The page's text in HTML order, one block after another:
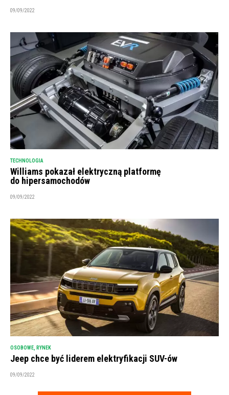
09/09/2022
TECHNOLOGIA
Williams pokazał elektryczną platformę
do hipersamochodów
09/09/2022
OSOBOWE RYNEK
Jeep chce być liderem elektryfikacji SUV-ów
09/09/2022